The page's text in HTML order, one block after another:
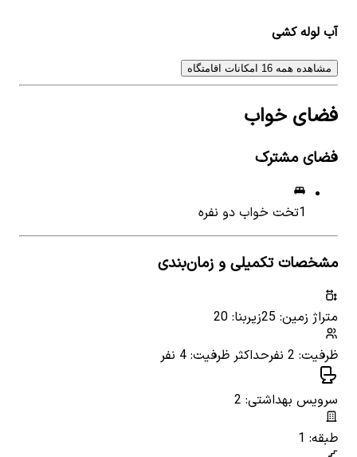
آب لوله کشی
مشاهده همه 16 امکانات اقامتگاه
فضای خواب
فضای مشترک
1تخت خواب دو نفره
مشخصات تکمیلی و زمان‌بندی
متراژ زمین: 25
زیربنا: 20
ظرفیت: 2 نفر
حداکثر ظرفیت: 4 نفر
سرویس بهداشتی: 2
طبقه: 1